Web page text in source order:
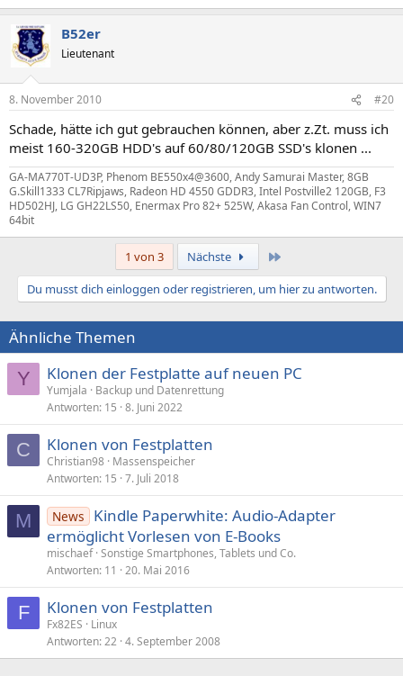
B52er
Lieutenant
8. November 2010 #20
Schade, hätte ich gut gebrauchen können, aber z.Zt. muss ich
meist 160-320GB HDD's auf 60/80/120GB SSD's klonen ...
GA-MA770T-UD3P, Phenom BE550x4@3600, Andy Samurai Master, 8GB
G.Skill1333 CL7Ripjaws, Radeon HD 4550 GDDR3, Intel Postville2 120GB, F3
HD502HJ, LG GH22LS50, Enermax Pro 82+ 525W, Akasa Fan Control, WIN7
64bit
1 von 3 Nächste
Du musst dich einloggen oder registrieren, um hier zu antworten.
Ähnliche Themen
Y Klonen der Festplatte auf neuen PC
Yumjala
Backup und Datenrettung
Antworten 15 8. Juni 2022
C Klonen von Festplatten
Christian98 Massenspeicher
Antworten 15 7. Juli 2018
M News
Kindle Paperwhite: Audio-Adapter
ermöglicht Vorlesen von E-Books
mischaef Sonstige Smartphones, Tablets und Co.
Antworten 11 20. Mai 2016
F Klonen von Festplatten
Fx82ES
Linux
Antworten 22 4. September 2008